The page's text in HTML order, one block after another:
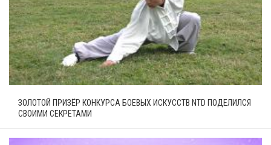
ЗОЛОТОЙ ПРИЗЁР КОНКУРСА БОЕВЫХ ИСКУССТВ NTD ПОДЕЛИЛСЯ
СВОИМИ СЕКРЕТАМИ